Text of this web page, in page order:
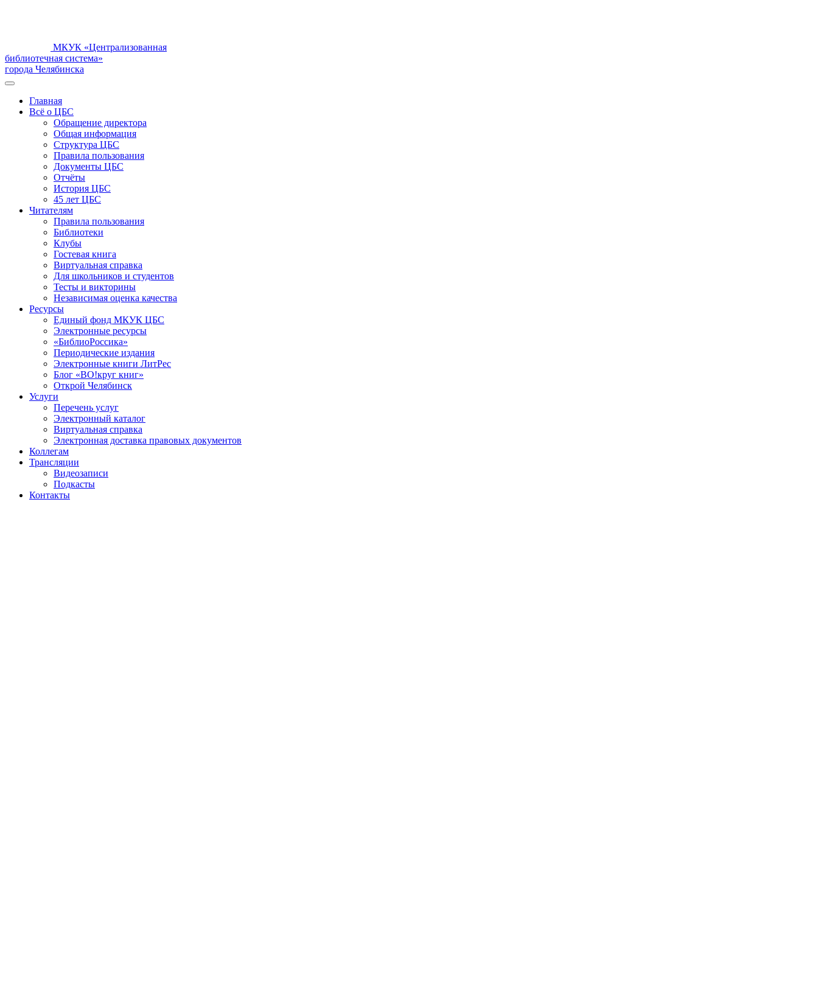
МКУК «Централизованная
библиотечная система»
города Челябинска
Главная
Всё о ЦБС
Обращение директора
Общая информация
Структура ЦБС
Правила пользования
Документы ЦБС
Отчёты
История ЦБС
45 лет ЦБС
Читателям
Правила пользования
Библиотеки
Клубы
Гостевая книга
Виртуальная справка
Для школьников и студентов
Тесты и викторины
Независимая оценка качества
Ресурсы
Единый фонд МКУК ЦБС
Электронные ресурсы
«БиблиоРоссика»
Периодические издания
Электронные книги ЛитРес
Блог «ВО!круг книг»
Открой Челябинск
Услуги
Перечень услуг
Электронный каталог
Виртуальная справка
Электронная доставка правовых документов
Коллегам
Трансляции
Видеозаписи
Подкасты
Контакты